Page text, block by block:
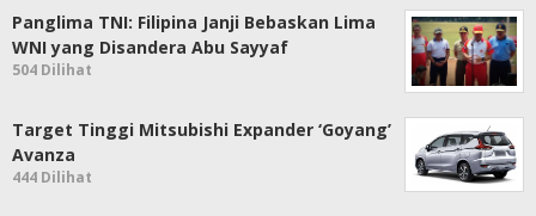
Panglima TNI: Filipina Janji Bebaskan Lima
WNI yang Disandera Abu Sayyaf
504 Dilihat
Target Tinggi Mitsubishi Expander ‘Goyang’
Avanza
444 Dilihat